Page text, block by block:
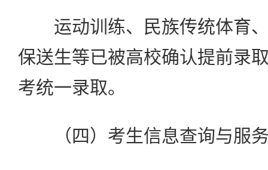
运动训练、民族传统体育、
保送生等已被高校确认提前录
考统一录取。
（四）考生信息查询与服